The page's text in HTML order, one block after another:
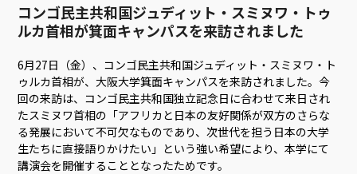
コンゴ民主共和国ジュディット・スミヌワ・トゥ
ルカ首相が箕面キャンパスを来訪されました
6月27日（金）、コンゴ民主共和国ジュディット・スミヌワ・ト
ゥルカ首相が、大阪大学箕面キャンパスを来訪されました。今
回の来訪は、コンゴ民主共和国独立記念日に合わせて来日され
たスミヌワ首相の「アフリカと日本の友好関係が双方のさらな
る発展において不可欠なものであり、次世代を担う日本の大学
生たちに直接語りかけたい」という強い希望により、本学にて
講演会を開催することとなったためです。